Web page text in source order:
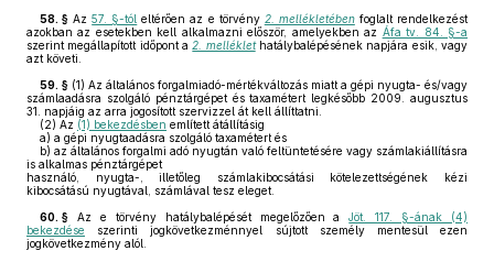
58. § Az57. §-tól eltérően az e törvény 2. mellékletébenfoglalt rendelkezést
azokban az esetekben kell alkalmazni először, amelyekben az Áfa tv. 84. §-a
szerint megállapított időpont a 2. melléklethatálybalépésének napjára esik, vagy
azt követi.
59. § (1) Az általános forgalmiadó-mértékváltozás miatt a gépi nyugta- és/vagy
számlaadásra szolgáló pénztárgépet és taxamétert legkésőbb 2009. augusztus
31. napjáig az arra jogosított szervizzel át kell állíttatni.
(2) Az (1) bekezdésben említett átállításig
a) a gépi nyugtaadásra szolgáló taxamétert és
b) az általános forgalmi adó nyugtán való feltüntetésére vagy számlakiállításra
is alkalmas pénztárgépet
használó, nyugta-, illetőleg számlakibocsátási kötelezettségének kézi
kibocsátású nyugtával, számlával tesz eleget.
60. § Az e törvény hatálybalépését megelőzően aJöt. 117. §-ának (4)
bekezdése szerinti jogkövetkezménnyel sújtott személy mentesül ezen
jogkövetkezmény alól.